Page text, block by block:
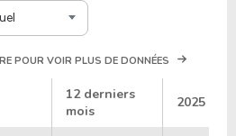
POUR VOIR PLUS DE DONNÉES
12 derniers
mois
2025